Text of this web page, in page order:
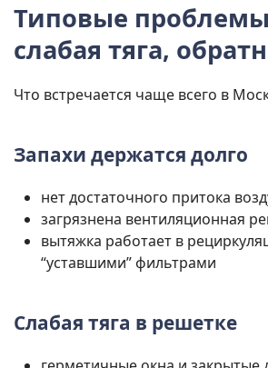
Типовые
слабая тяга,
Что встречается чаще всего в
Запахи держатся долго
нет достаточного притока
загрязнена вентиляционная
вытяжка работает в
“уставшими” фильтрами
Слабая тяга в решетке